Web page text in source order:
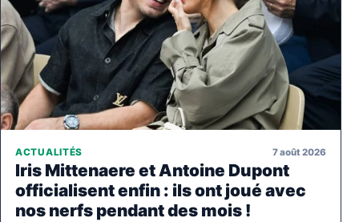
ACTUALITÉS 7 août 2026
Iris Mittenaere et Antoine Dupont
officialisent enfin : ils ont joué avec
nos nerfs pendant des mois !